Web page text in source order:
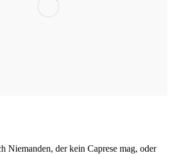
Nie­man­den, der kein Capre­se mag, oder